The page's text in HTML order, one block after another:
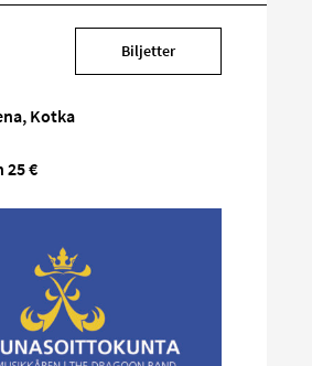
sociala
Biljetter
Kotka
25 €